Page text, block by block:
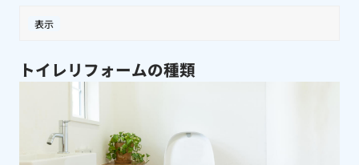
表示
トイレリフォームの種類